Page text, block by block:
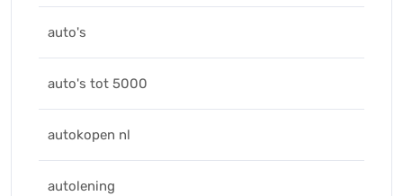
auto's
auto's tot 5000
autokopen nl
autolening